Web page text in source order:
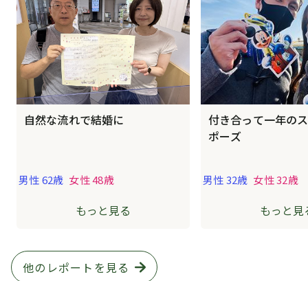
自然な流れで結婚に
男性 62歳 女性 48歳
もっと見る
付き合って一年の
ポーズ
男性 32歳 女性 32歳
もっと見
他のレポートを見る